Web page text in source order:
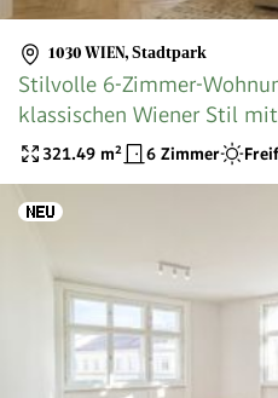
1030 WIEN, Stadtpark
Stilvolle 6-Zimmer-
klassischen Wiener Stil mit
ANDEA Parkside
321.49 m² 6 Zimmer